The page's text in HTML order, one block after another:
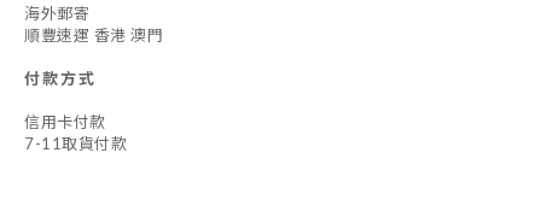
海外郵寄
順豐速運 香港 澳門
付款方式
信用卡付款
7-11取貨付款